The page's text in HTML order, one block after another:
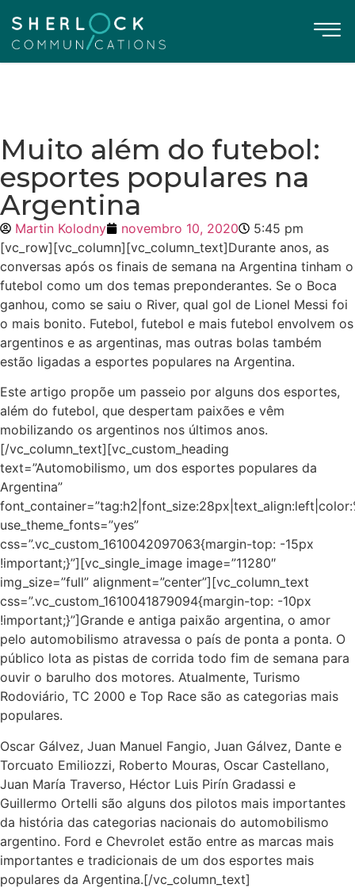
Muito além do futebol:
esportes populares na
Argentina
Martin Kolodny novembro 10, 2020
5:45 pm
[vc_row][vc_column][vc_column_text]Durante anos, as
conversas após os finais de semana na Argentina tinham o
futebol como um dos temas preponderantes. Se o Boca
ganhou, como se saiu o River, qual gol de Lionel Messi foi
o mais bonito. Futebol, futebol e mais futebol envolvem os
argentinos e as argentinas, mas outras bolas também
estão ligadas a esportes populares na Argentina.
Este artigo propõe um passeio por alguns dos esportes,
além do futebol, que despertam paixões e vêm
mobilizando os argentinos nos últimos anos.
[/vc_column_text][vc_custom_heading
text=”Automobilismo, um dos esportes populares da
Argentina”
use_theme_fonts=”yes”
css=”.vc_custom_1610042097063{margin-top: -15px
!important;}”][vc_single_image image=”11280″
img_size=”full” alignment=”center”][vc_column_text
css=”.vc_custom_1610041879094{margin-top: -10px
!important;}”]Grande e antiga paixão argentina, o amor
pelo automobilismo atravessa o país de ponta a ponta. O
público lota as pistas de corrida todo fim de semana para
ouvir o barulho dos motores. Atualmente, Turismo
Rodoviário, TC 2000 e Top Race são as categorias mais
populares.
Oscar Gálvez, Juan Manuel Fangio, Juan Gálvez, Dante e
Torcuato Emiliozzi, Roberto Mouras, Oscar Castellano,
Juan María Traverso, Héctor Luis Pirín Gradassi e
Guillermo Ortelli são alguns dos pilotos mais importantes
da história das categorias nacionais do automobilismo
argentino. Ford e Chevrolet estão entre as marcas mais
importantes e tradicionais de um dos esportes mais
populares da Argentina.[/vc_column_text]